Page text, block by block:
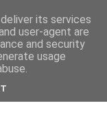
its services
user-agent are
and security
usage